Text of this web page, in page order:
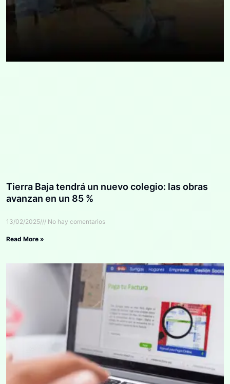
Tierra Baja tendrá un nuevo colegio: las obras
avanzan en un 85 %
13/02/2025 No hay comentarios
Read More »